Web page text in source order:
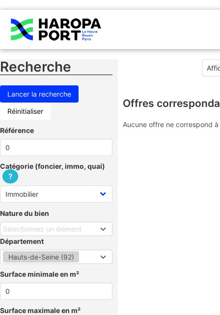
Recherche
Réinitialiser
Référence
Catégorie (foncier, immo, quai)
?
Nature du bien
Sélectionnez un élément
Département
Hauts-de-Seine (92)
Surface minimale en m²
Surface maximale en m²
Offres
Aucune offre ne correspond